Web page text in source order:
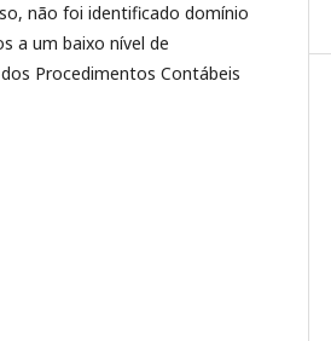
não foi identificado domínio
a um baixo nível de
Procedimentos Contábeis